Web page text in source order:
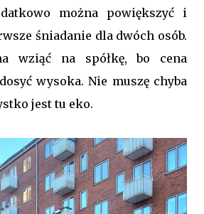
można powiększyć i
śniadanie dla dwóch osób.
wziąć na spółkę, bo cena
wysoka. Nie muszę chyba
jest tu eko.